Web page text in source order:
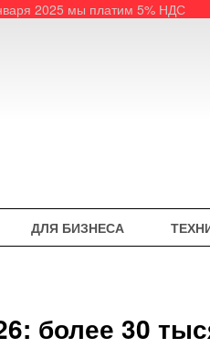
2025 мы платим 5% НДС
ДЛЯ БИЗНЕСА
более 30